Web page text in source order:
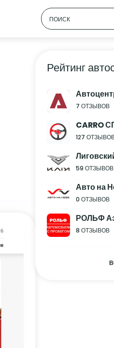
Рейтинг
7 ОТЗЫВОВ
CARRO
127
59 ОТЗЫВОВ
Авто на
0 ОТЗЫВОВ
РОЛЬФ
8 ОТЗЫВОВ